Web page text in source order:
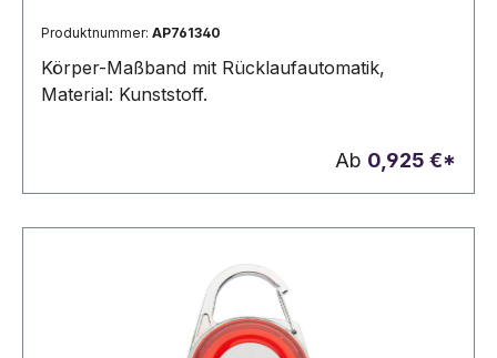
Produktnummer: AP761340
Körper-Maßband mit Rücklaufautomatik,
Material: Kunststoff.
Ab 0,925 €*